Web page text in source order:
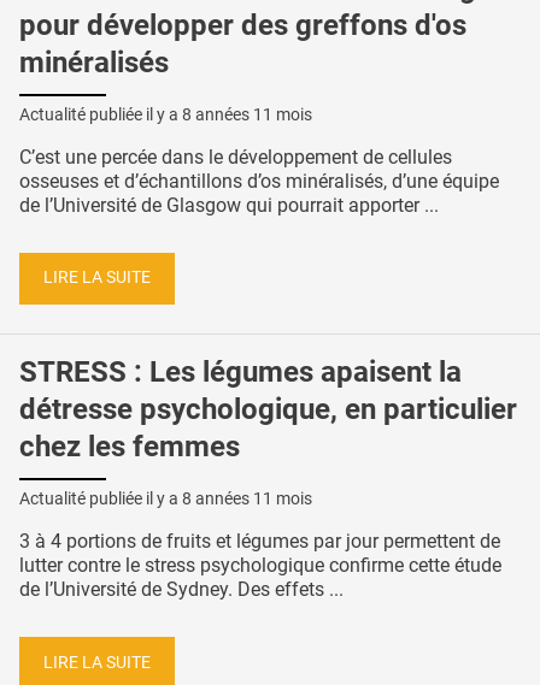
pour développer des greffons d'os
minéralisés
Actualité publiée il y a 8 années 11 mois
C’est une percée dans le développement de cellules
osseuses et d’échantillons d’os minéralisés, d’une équipe
de l’Université de Glasgow qui pourrait apporter ...
LIRE LA SUITE
STRESS : Les légumes apaisent la
détresse psychologique, en particulier
chez les femmes
Actualité publiée il y a 8 années 11 mois
3 à 4 portions de fruits et légumes par jour permettent de
lutter contre le stress psychologique confirme cette étude
de l’Université de Sydney. Des effets ...
LIRE LA SUITE